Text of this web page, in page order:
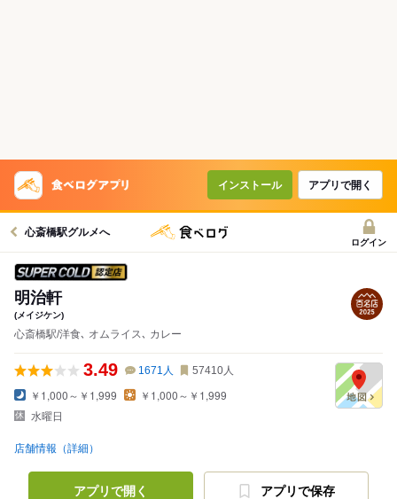
インストール アプリで開く
心斎橋駅グルメへ
ログイン
明治軒
(メイジケン)
心斎橋駅/洋食､ オムライス､ カレー
3.49 1671 人 57410人
￥1,000～￥1,999
￥1,000～￥1,999
水曜日
店舗情報（詳細）
アプリで開く アプリで保存